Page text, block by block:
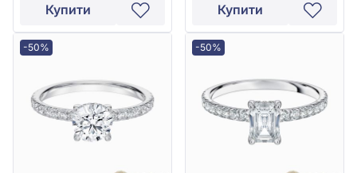
Купити Купити
-50% -50%